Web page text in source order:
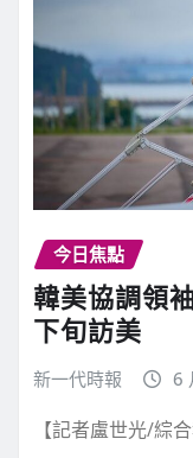
今日焦點
韓美協調領
下旬訪美
新一代時報 6
【記者盧世光/綜